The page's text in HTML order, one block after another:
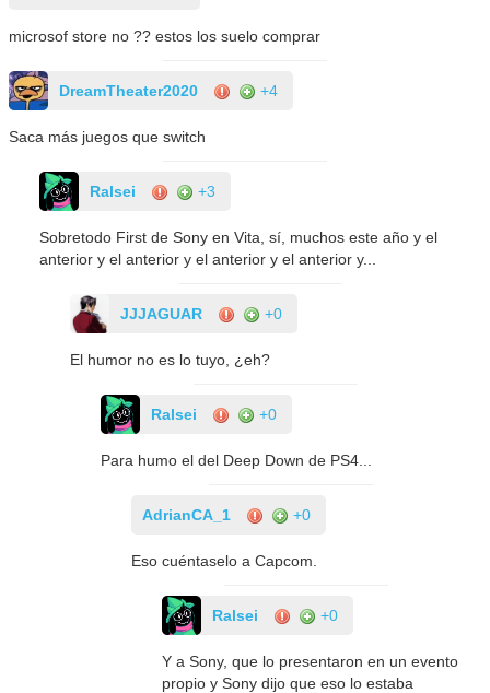
microsof store no ?? estos los suelo comprar
DreamTheater2020 +4
Saca más juegos que switch
Ralsei +3
Sobretodo First de Sony en Vita, sí, muchos este año y el
anterior y el anterior y el anterior y el anterior y...
JJJAGUAR +0
El humor no es lo tuyo, ¿eh?
Ralsei +0
Para humo el del Deep Down de PS4...
AdrianCA_1 +0
Eso cuéntaselo a Capcom.
Ralsei +0
Y a Sony, que lo presentaron en un evento
propio y Sony dijo que eso lo estaba